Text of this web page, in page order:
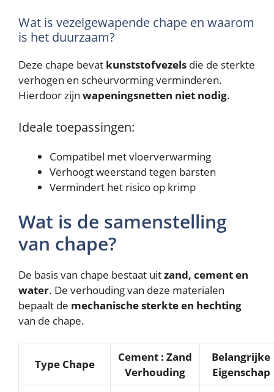
Wat is vezelgewapende chape en waarom
is het duurzaam?
Deze chape bevat kunststofvezels die de sterkte
verhogen en scheurvorming verminderen.
Hierdoor zijn wapeningsnetten niet nodig.
Ideale toepassingen:
Compatibel met vloerverwarming
Verhoogt weerstand tegen barsten
Vermindert het risico op krimp
Wat is de samenstelling
van chape?
De basis van chape bestaat uitzand, cement en
water. De verhouding van deze materialen
bepaalt de mechanische sterkte en hechting
van de chape.
Type Chape
Cement : Zand
Verhouding
Belangrijke
Eigenschap